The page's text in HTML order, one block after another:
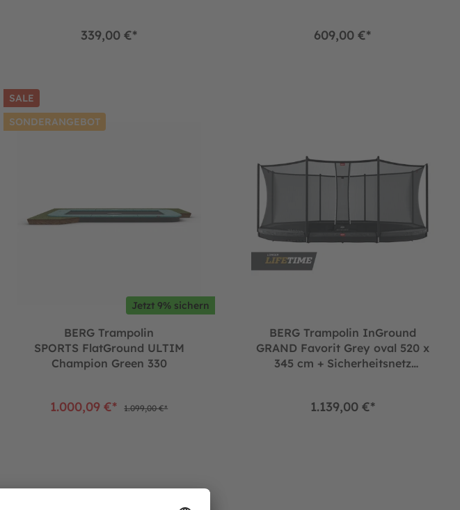
339,00 €* 609,00 €*
+ Sicherheitsnetz Deluxe (NEU)
BERG Trampolin SPORTS FlatGround ULTIM Champion Green 330
SALE
SONDERANGEBOT
Jetzt 9% sichern
BERG Trampolin
SPORTS FlatGround ULTIM
Champion Green 330
1.000,09 €* 1.099,00 €*
BERG Trampolin InGround
GRAND Favorit Grey oval 520 x
345 cm + Sicherheitsnetz
1.139,00 €*